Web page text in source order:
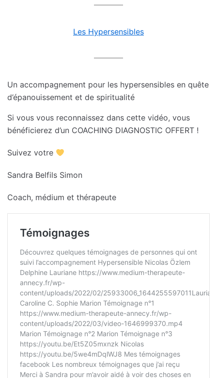
Les Hypersensibles
Un accompagnement pour les hypersensibles en quête
d’épanouissement et de spiritualité
Si vous vous reconnaissez dans cette vidéo, vous
bénéficierez d’un COACHING DIAGNOSTIC OFFERT !
Suivez votre
Sandra Belfils Simon
Coach, médium et thérapeute